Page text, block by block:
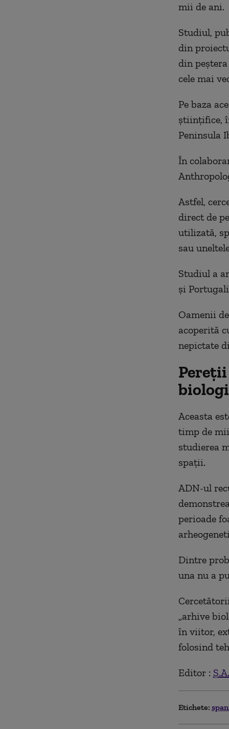
mii de ani.
Studiul,
din
din
cele mai
Pe baza
științifice,
Peninsula
În
Astfel,
direct de
utilizată,
sau
Studiul a
și
Oamenii
acoperită
nepictate
Aceasta
timp de
studierea
spații.
ADN-ul
perioade
Dintre
una nu a
„arhive
în viitor,
folosind
Editor : Ș.A.
Etichete: